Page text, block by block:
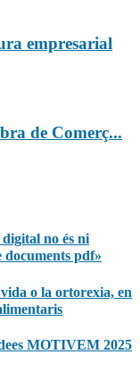
empresarial
de Comerç...
no és ni
documents pdf»
o la ortorexia, en
MOTIVEM 2025